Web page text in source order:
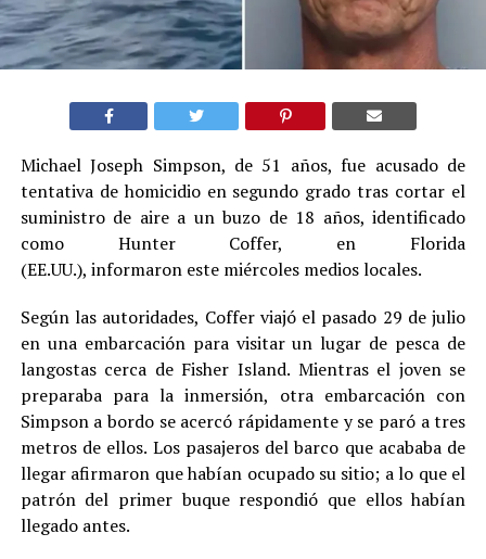
Michael Joseph Simpson, de 51 años, fue acusado de
tentativa de homicidio en segundo grado tras cortar el
suministro de aire a un buzo de 18 años, identificado
como Hunter Coffer, en Florida
(EE.UU.), informaron este miércoles medios locales.
Según las autoridades, Coffer viajó el pasado 29 de julio
en una embarcación para visitar un lugar de pesca de
langostas cerca de Fisher Island. Mientras el joven se
preparaba para la inmersión, otra embarcación con
Simpson a bordo se acercó rápidamente y se paró a tres
metros de ellos. Los pasajeros del barco que acababa de
llegar afirmaron que habían ocupado su sitio; a lo que el
patrón del primer buque respondió que ellos habían
llegado antes.